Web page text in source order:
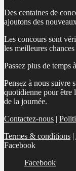
Des centaines de
ajoutons des
Les concours sont
les meilleures
Passez plus de temps
Pensez à nous suivre
quotidienne pour être
de la journée.
Contactez-nous |
Termes & conditions |
Facebook
Facebook